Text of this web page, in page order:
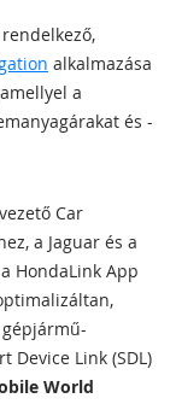
alkalmazása
a
és -
Car
a Jaguar és a
HondaLink App
Device Link (SDL)
World